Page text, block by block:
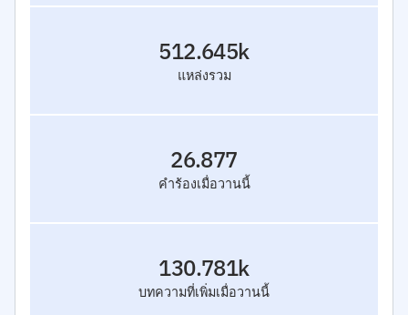
แหล่งรวม
512.645k
คำร้องเมื่อวานนี้
26.877
บทความที่เพิ่มเมื่อวานนี้
130.781k